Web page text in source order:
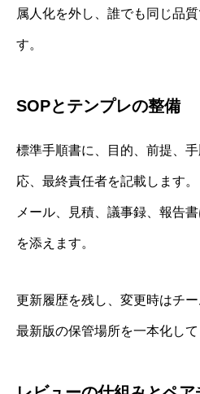
属人化を外し、誰でも同じ品
す。
SOPとテンプレの整備
標準手順書に、目的、前提、
応、最終責任者を記載します。
メール、見積、議事録、報告
を添えます。
更新履歴を残し、変更時はチー
最新版の保管場所を一本化して